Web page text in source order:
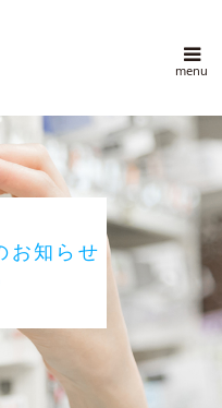
お知らせ